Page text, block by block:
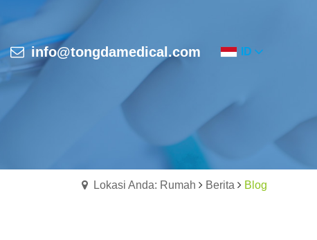
info@tongdamedical.com ID
Lokasi Anda: Rumah Berita Blog